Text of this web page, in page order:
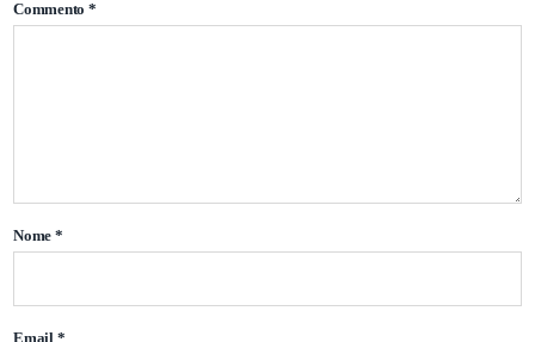
Commento *
Nome *
Email *